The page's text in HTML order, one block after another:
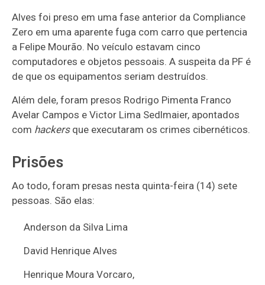
Alves foi preso em uma fase anterior da Compliance
Zero em uma aparente fuga com carro que pertencia
a Felipe Mourão. No veículo estavam cinco
computadores e objetos pessoais. A suspeita da PF é
de que os equipamentos seriam destruídos.
Além dele, foram presos Rodrigo Pimenta Franco
Avelar Campos e Victor Lima Sedlmaier, apontados
com hackersque executaram os crimes cibernéticos.
Prisões
Ao todo, foram presas nesta quinta-feira (14) sete
pessoas. São elas:
Anderson da Silva Lima
David Henrique Alves
Henrique Moura Vorcaro,